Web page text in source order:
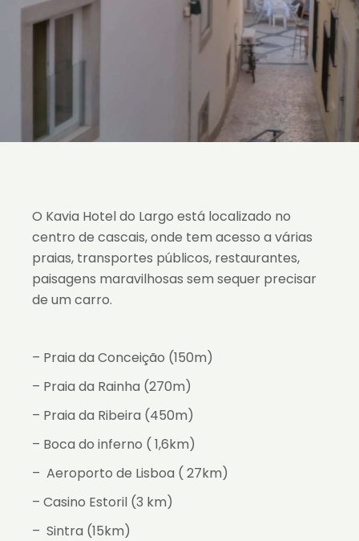
O Kavia Hotel do Largo está localizado no
centro de cascais, onde tem acesso a várias
praias, transportes públicos, restaurantes,
paisagens maravilhosas sem sequer precisar
de um carro.
– Praia da Conceição (150m)
– Praia da Rainha (270m)
– Praia da Ribeira (450m)
– Boca do inferno ( 1,6km)
– Aeroporto de Lisboa ( 27km)
– Casino Estoril (3 km)
– Sintra (15km)